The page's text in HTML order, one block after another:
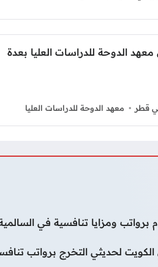
الدوحة للدراسات العليا بعدة
قطر معهد الدوحة للدراسات العليا
ومزايا تنافسية في
لحديثي التخرج برواتب